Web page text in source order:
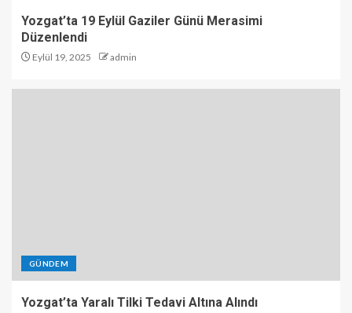
Yozgat’ta 19 Eylül Gaziler Günü Merasimi
Düzenlendi
Eylül 19, 2025 admin
GÜNDEM
Yozgat’ta Yaralı Tilki Tedavi Altına Alındı